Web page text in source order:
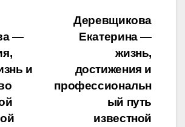
Деревщикова
Екатерина —
жизнь,
достижения и
профессиональн
ый путь
известной
—
и